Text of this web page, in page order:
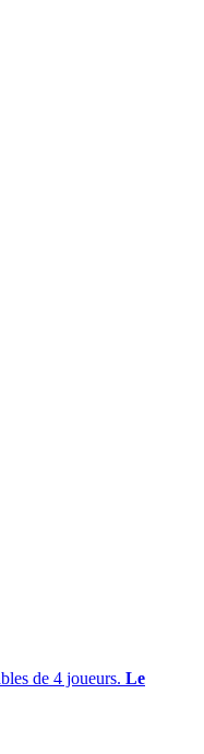
de 4 joueurs. Le